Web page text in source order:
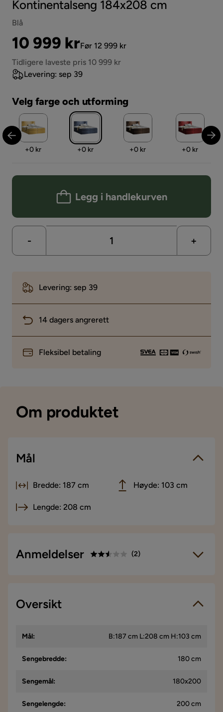
Kontinentalseng 184x208 cm
Blå
Pris
10 999 kr
Original
Pris
Før 12 999 kr
Tidligere laveste pris 10 999 kr
Levering: sep 39
Velg farge och utforming
Pris
+0 kr Pris
+0 kr Pris
+0 kr Pris
+0 kr
Legg i handlekurven
- +
Levering: sep 39
14 dagers angrerett
Fleksibel betaling
Om produktet
Mål
Bredde: 187 cm Høyde: 103 cm
Lengde: 208 cm
Anmeldelser (2)
2 anmeldelser
Vi bruker kun anmeldelser fra ekte kunder. Det er kun kunder
som har gjennomført et kjøp som får forespørsel om å legge
post til e-postadressen som kunden oppga ved kjøpet.
Oversikt
Mål: B:187 cm L:208 cm H:103 cm
Sengebredde: 180 cm
Sengemål: 180x200
Sengelengde: 200 cm